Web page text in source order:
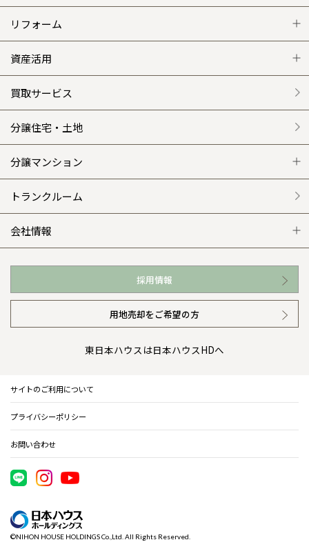
注文住宅 トップ
グレートステージ
クレステージ
施工事例
平屋の家
外観・インテリア集
WEB住宅展示場
お近くの展示場
イベント情報
住まいのコラム
住まいのお手入れ集
リフォーム
リフォーム トップ
リフォームメニュー
選ばれる理由
リフォームの流れ
介護保険利用で快適リフォーム
カタログ請求（無料）
資産活用
資産活用 トップ
賃貸併用住宅のメリット
安心のサポートシステム
商品紹介
展示場案内
買取サービス
分譲住宅・土地
分譲マンション
分譲マンション トップ
ワザックとは
高い信頼性
安心の管理体制
トランクルーム
会社情報
会社情報 トップ
ニュースリリース
会社概要
事業部紹介
IR情報
木材調達指針
採用情報
用地売却をご希望の方
東日本ハウスは日本ハウスHDへ
サイトのご利用について
プライバシーポリシー
お問い合わせ
©NIHON HOUSE HOLDINGS Co.,Ltd. All Rights Reserved.